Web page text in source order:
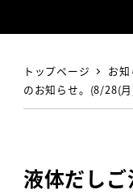
トップページ お知
のお知らせ。(8/28(
液体だし